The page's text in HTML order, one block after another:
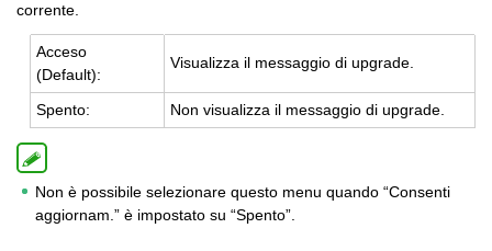
corrente.
Ac­ce­so
(De­fault):
Vi­sua­liz­za il mes­sag­gio di up­gra­de.
Spen­to: Non vi­sua­liz­za il mes­sag­gio di up­gra­de.
Non è possibile selezionare questo menu quando “Consenti
aggiornam.” è impostato su “Spento”.